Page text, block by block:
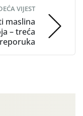
VIJEST
maslina
– treća